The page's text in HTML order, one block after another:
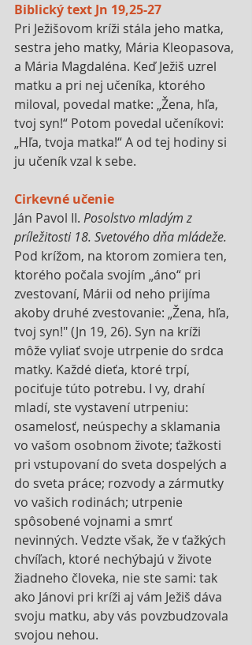
Biblický text Jn 19,25-27
Pri Ježišovom kríži stála jeho matka,
sestra jeho matky, Mária Kleopasova,
a Mária Magdaléna. Keď Ježiš uzrel
matku a pri nej učeníka, ktorého
miloval, povedal matke: „Žena, hľa,
tvoj syn!“ Potom povedal učeníkovi:
„Hľa, tvoja matka!“ A od tej hodiny si
ju učeník vzal k sebe.
Cirkevné učenie
Ján Pavol II. Posolstvo mladým z
príležitosti 18. Svetového dňa mládeže.
Pod krížom, na ktorom zomiera ten,
ktorého počala svojím „áno“ pri
zvestovaní, Márii od neho prijíma
akoby druhé zvestovanie: „Žena, hľa,
tvoj syn!" (Jn 19, 26). Syn na kríži
môže vyliať svoje utrpenie do srdca
matky. Každé dieťa, ktoré trpí,
pociťuje túto potrebu. I vy, drahí
mladí, ste vystavení utrpeniu:
osamelosť, neúspechy a sklamania
vo vašom osobnom živote; ťažkosti
pri vstupovaní do sveta dospelých a
do sveta práce; rozvody a zármutky
vo vašich rodinách; utrpenie
spôsobené vojnami a smrť
nevinných. Vedzte však, že v ťažkých
chvíľach, ktoré nechýbajú v živote
žiadneho človeka, nie ste sami: tak
ako Jánovi pri kríži aj vám Ježiš dáva
svoju matku, aby vás povzbudzovala
svojou nehou.